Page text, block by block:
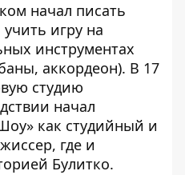
начал писать
игру на
инструментах
аккордеон). В 17
студию
начал
как студийный и
где и
Булитко.